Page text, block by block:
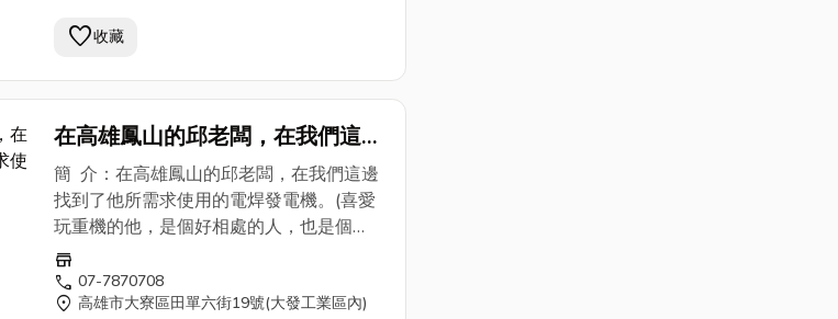
老闆從事的是消防系統/空調系統/配管工
楠梓加工區的廠房做消防工程。如果有以
邊有邱老闆的聯繫方式，提供給各位朋友
參考。)
favorite收藏
在高雄鳳山的邱老闆，在我們這邊
找到了他所需求使用的電焊發電
機。
簡 介：在高雄鳳山的邱老闆，在我們這邊
找到了他所需求使用的電焊發電機。(喜愛
玩重機的他，是個好相處的人，也是個
YAMAHA的愛車迷，對於車子上的保養更
是專業。我想SHINDAIWA 新大和
EGW150M是他的選擇之外，使用上的保
store
call 07-7870708
location_on 高雄市大寮區田單六街19號(大發工業區內)